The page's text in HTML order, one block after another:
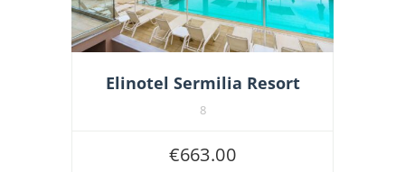
Elinotel Sermilia Resort
8
€663.00